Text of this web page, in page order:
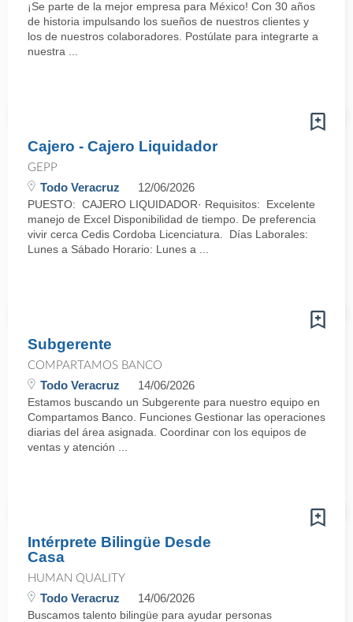
¡Se parte de la mejor empresa para México! Con 30 años
de historia impulsando los sueños de nuestros clientes y
los de nuestros colaboradores. Postúlate para integrarte a
nuestra ...
Cajero - Cajero Liquidador
GEPP
Todo Veracruz 12/06/2026
PUESTO: CAJERO LIQUIDADOR· Requisitos: Excelente
manejo de Excel Disponibilidad de tiempo. De preferencia
vivir cerca Cedis Cordoba Licenciatura. Días Laborales:
Lunes a Sábado Horario: Lunes a ...
Subgerente
COMPARTAMOS BANCO
Todo Veracruz 14/06/2026
Estamos buscando un Subgerente para nuestro equipo en
Compartamos Banco. Funciones Gestionar las operaciones
diarias del área asignada. Coordinar con los equipos de
ventas y atención ...
Intérprete Bilingüe Desde
Casa
HUMAN QUALITY
Todo Veracruz 14/06/2026
Buscamos talento bilingüe para ayudar personas